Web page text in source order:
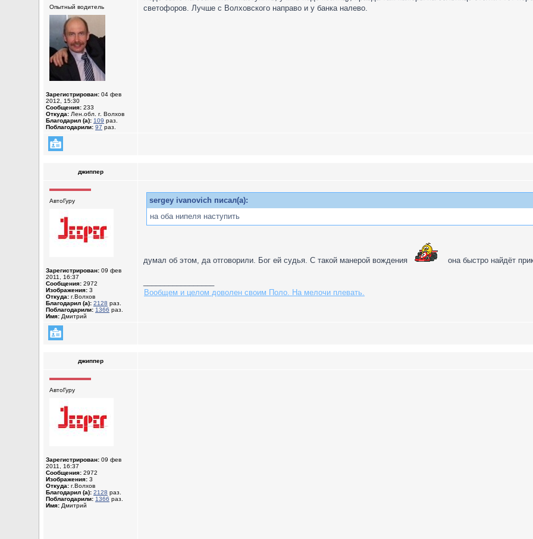
Опытный водитель
Зарегистрирован: 04 фев
2012, 15:30
Сообщения: 233
Откуда: Лен.обл. г. Волхов
Благодарил (а): 109 раз.
Поблагодарили: 97 раз.
светофоров. Лучше с Волховского направо и у банка налево.
джиппер
АвтоГуру
Зарегистрирован: 09 фев
2011, 16:37
Сообщения: 2972
Изображения: 3
Откуда: г.Волхов
Благодарил (а): 2128 раз.
Поблагодарили: 1366 раз.
Имя: Дмитрий
sergey ivanovich писал(а):
на оба нипеля наступить
думал об этом, да отговорили. Бог ей судья. С такой манерой вождения она быстро найдёт
Вообщем и целом доволен своим Поло. На мелочи плевать.
джиппер
АвтоГуру
Зарегистрирован: 09 фев
2011, 16:37
Сообщения: 2972
Изображения: 3
Откуда: г.Волхов
Благодарил (а): 2128 раз.
Поблагодарили: 1366 раз.
Имя: Дмитрий